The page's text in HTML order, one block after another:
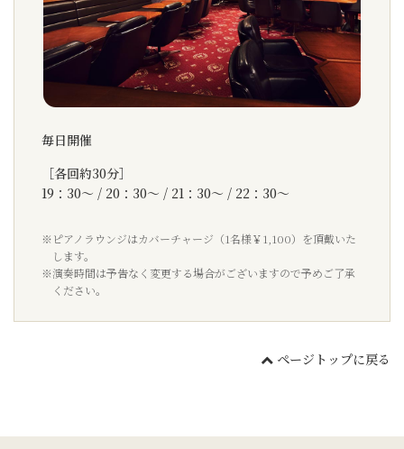
毎日開催
［各回約30分］
19：30～ / 20：30～ / 21：30～ / 22：30～
※ピアノラウンジはカバーチャージ（1名様￥1,100）を頂戴いた
します。
※演奏時間は予告なく変更する場合がございますので予めご了承
ください。
ページトップに戻る